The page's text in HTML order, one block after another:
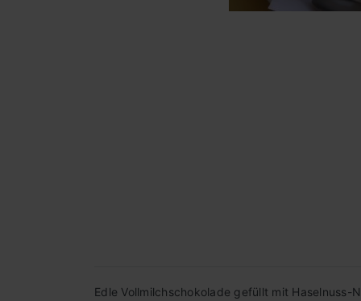
Edle Vollmilchschokolade gefüllt mit